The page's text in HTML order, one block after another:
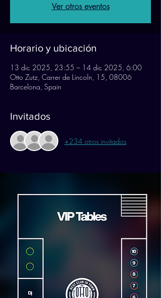
Ver otros eventos
Horario y ubicación
13 dic 2025, 23:55 – 14 dic 2025, 6:00
Otto Zutz, Carrer de Lincoln, 15, 08006
Barcelona, Spain
Invitados
+234 otros invitados